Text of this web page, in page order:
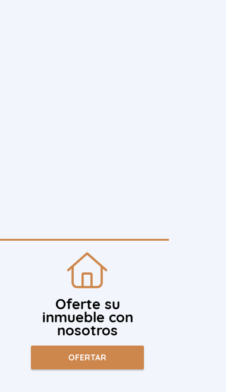
Oferte su
inmueble con
nosotros
OFERTAR